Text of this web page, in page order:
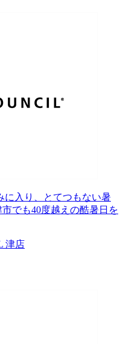
に入り、とてつもない暑
でも40度越えの酷暑日を
津店